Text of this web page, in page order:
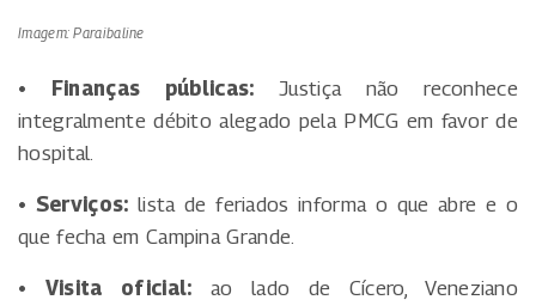
Imagem: Paraibaline
• Finanças públicas: Justiça não reconhece
integralmente débito alegado pela PMCG em favor de
hospital.
• Serviços: lista de feriados informa o que abre e o
que fecha em Campina Grande.
• Visita oficial: ao lado de Cícero, Veneziano